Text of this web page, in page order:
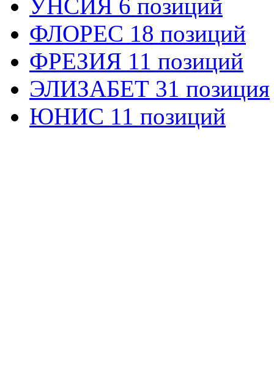
УНСИЯ 6 позиций
ФЛОРЕС 18 позиций
ФРЕЗИЯ 11 позиций
ЭЛИЗАБЕТ 31 позиция
ЮНИС 11 позиций